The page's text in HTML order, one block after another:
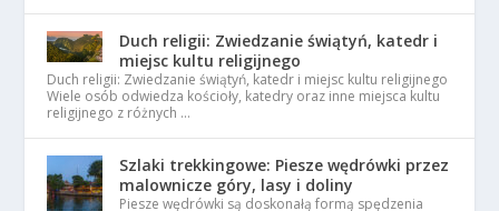
Duch religii: Zwiedzanie świątyń, katedr i
miejsc kultu religijnego
Duch religii: Zwiedzanie świątyń, katedr i miejsc kultu religijnego
Wiele osób odwiedza kościoły, katedry oraz inne miejsca kultu
religijnego z różnych …
Szlaki trekkingowe: Piesze wędrówki przez
malownicze góry, lasy i doliny
Piesze wędrówki są doskonałą formą spędzenia